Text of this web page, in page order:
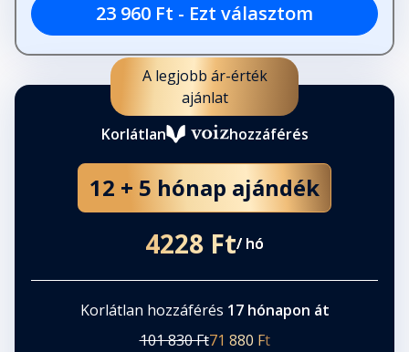
23 960 Ft - Ezt választom
A legjobb ár-érték
ajánlat
Korlátlan
hozzáférés
12 + 5 hónap ajándék
4228 Ft/ hó
Korlátlan hozzáférés 17 hónapon át
101 830 Ft71 880 Ft